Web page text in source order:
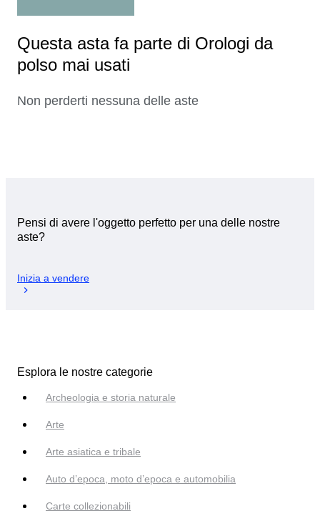
Questa asta fa parte di Orologi da
polso mai usati
Non perderti nessuna delle aste
Pensi di avere l'oggetto perfetto per una delle nostre
aste?
Inizia a vendere
Esplora le nostre categorie
Archeologia e storia naturale
Arte
Arte asiatica e tribale
Auto d’epoca, moto d’epoca e automobilia
Carte collezionabili